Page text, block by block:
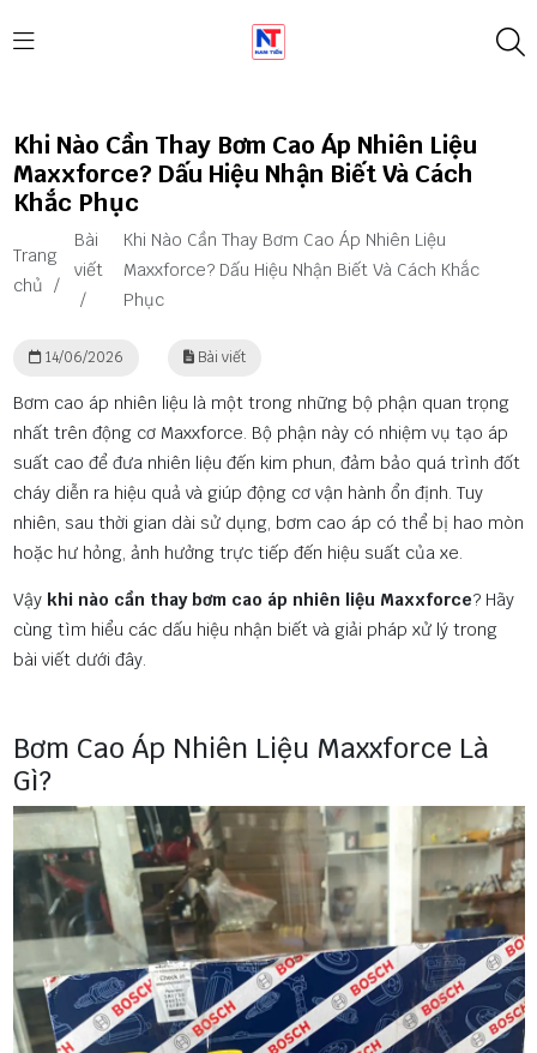
Khi Nào Cần Thay Bơm Cao Áp Nhiên Liệu
Maxxforce? Dấu Hiệu Nhận Biết Và Cách
Khắc Phục
Trang
chủ /
Bài
viết
/
Khi Nào Cần Thay Bơm Cao Áp Nhiên Liệu
Maxxforce? Dấu Hiệu Nhận Biết Và Cách Khắc
Phục
14/06/2026 Bài viết
Bơm cao áp nhiên liệu là một trong những bộ phận quan trọng
nhất trên động cơ Maxxforce. Bộ phận này có nhiệm vụ tạo áp
suất cao để đưa nhiên liệu đến kim phun, đảm bảo quá trình đốt
cháy diễn ra hiệu quả và giúp động cơ vận hành ổn định. Tuy
nhiên, sau thời gian dài sử dụng, bơm cao áp có thể bị hao mòn
hoặc hư hỏng, ảnh hưởng trực tiếp đến hiệu suất của xe.
Vậy khi nào cần thay bơm cao áp nhiên liệu Maxxforce? Hãy
cùng tìm hiểu các dấu hiệu nhận biết và giải pháp xử lý trong
bài viết dưới đây.
Bơm Cao Áp Nhiên Liệu Maxxforce Là
Gì?